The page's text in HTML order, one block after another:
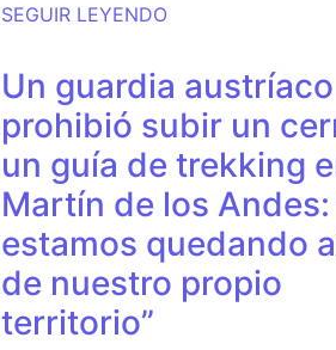
SEGUIR LEYENDO
Un guardia
prohibió subir un
un guía de trekking
Martín de los Andes:
estamos quedando
de nuestro propio
territorio”